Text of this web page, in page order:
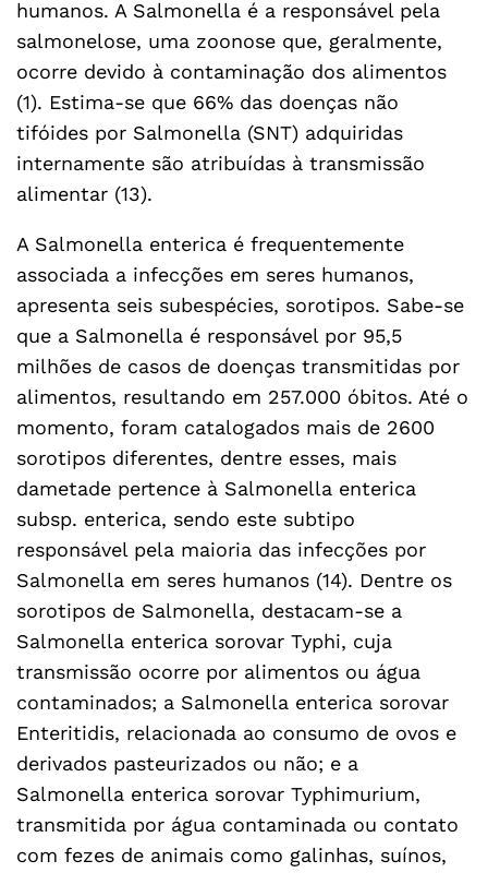
humanos. A Salmonella é a responsável pela
salmonelose, uma zoonose que, geralmente,
ocorre devido à contaminação dos alimentos
(1). Estima-se que 66% das doenças não
tifóides por Salmonella (SNT) adquiridas
internamente são atribuídas à transmissão
alimentar (13).
A Salmonella enterica é frequentemente
associada a infecções em seres humanos,
apresenta seis subespécies, sorotipos. Sabe-se
que a Salmonella é responsável por 95,5
milhões de casos de doenças transmitidas por
alimentos, resultando em 257.000 óbitos. Até o
momento, foram catalogados mais de 2600
sorotipos diferentes, dentre esses, mais
dametade pertence à Salmonella enterica
subsp. enterica, sendo este subtipo
responsável pela maioria das infecções por
Salmonella em seres humanos (14). Dentre os
sorotipos de Salmonella, destacam-se a
Salmonella enterica sorovar Typhi, cuja
transmissão ocorre por alimentos ou água
contaminados; a Salmonella enterica sorovar
Enteritidis, relacionada ao consumo de ovos e
derivados pasteurizados ou não; e a
Salmonella enterica sorovar Typhimurium,
transmitida por água contaminada ou contato
com fezes de animais como galinhas, suínos,